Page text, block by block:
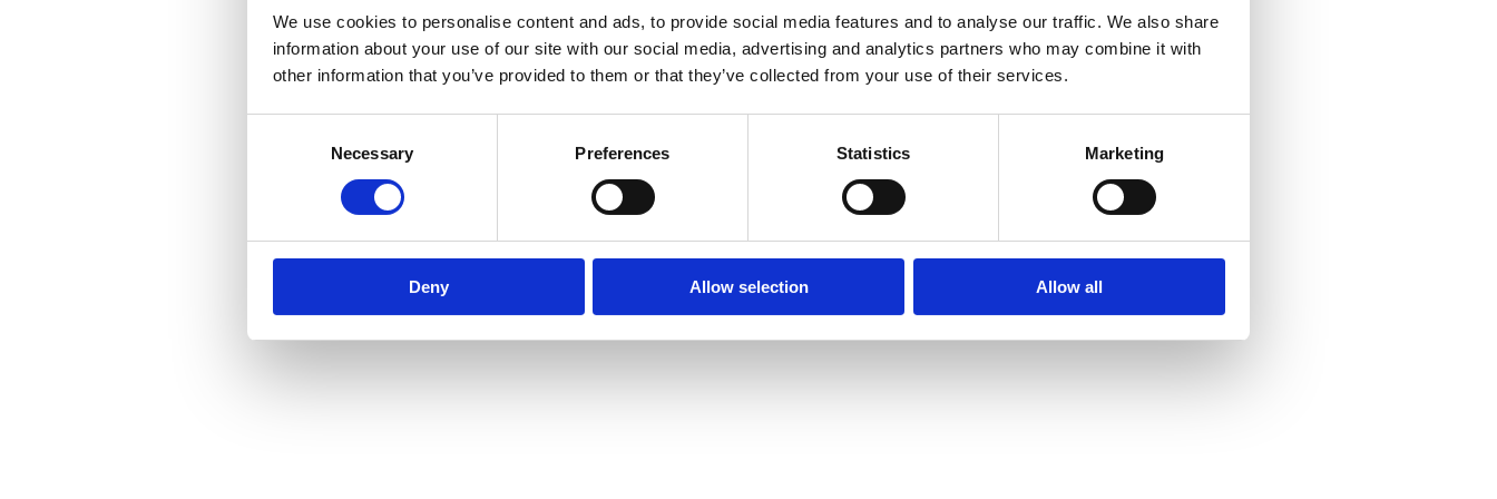
We use cookies to personalise content and ads, to provide social media features and to analyse our traffic. We also share
information about your use of our site with our social media, advertising and analytics partners who may combine it with
other information that you’ve provided to them or that they’ve collected from your use of their services.
Necessary Preferences Statistics Marketing
Deny Allow selection Allow all